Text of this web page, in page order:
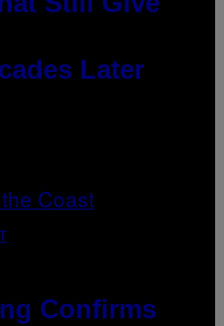
Later
Confirms